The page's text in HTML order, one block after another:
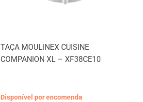
TAÇA MOULINEX CUISINE
COMPANION XL – XF38CE10
Disponível por encomenda